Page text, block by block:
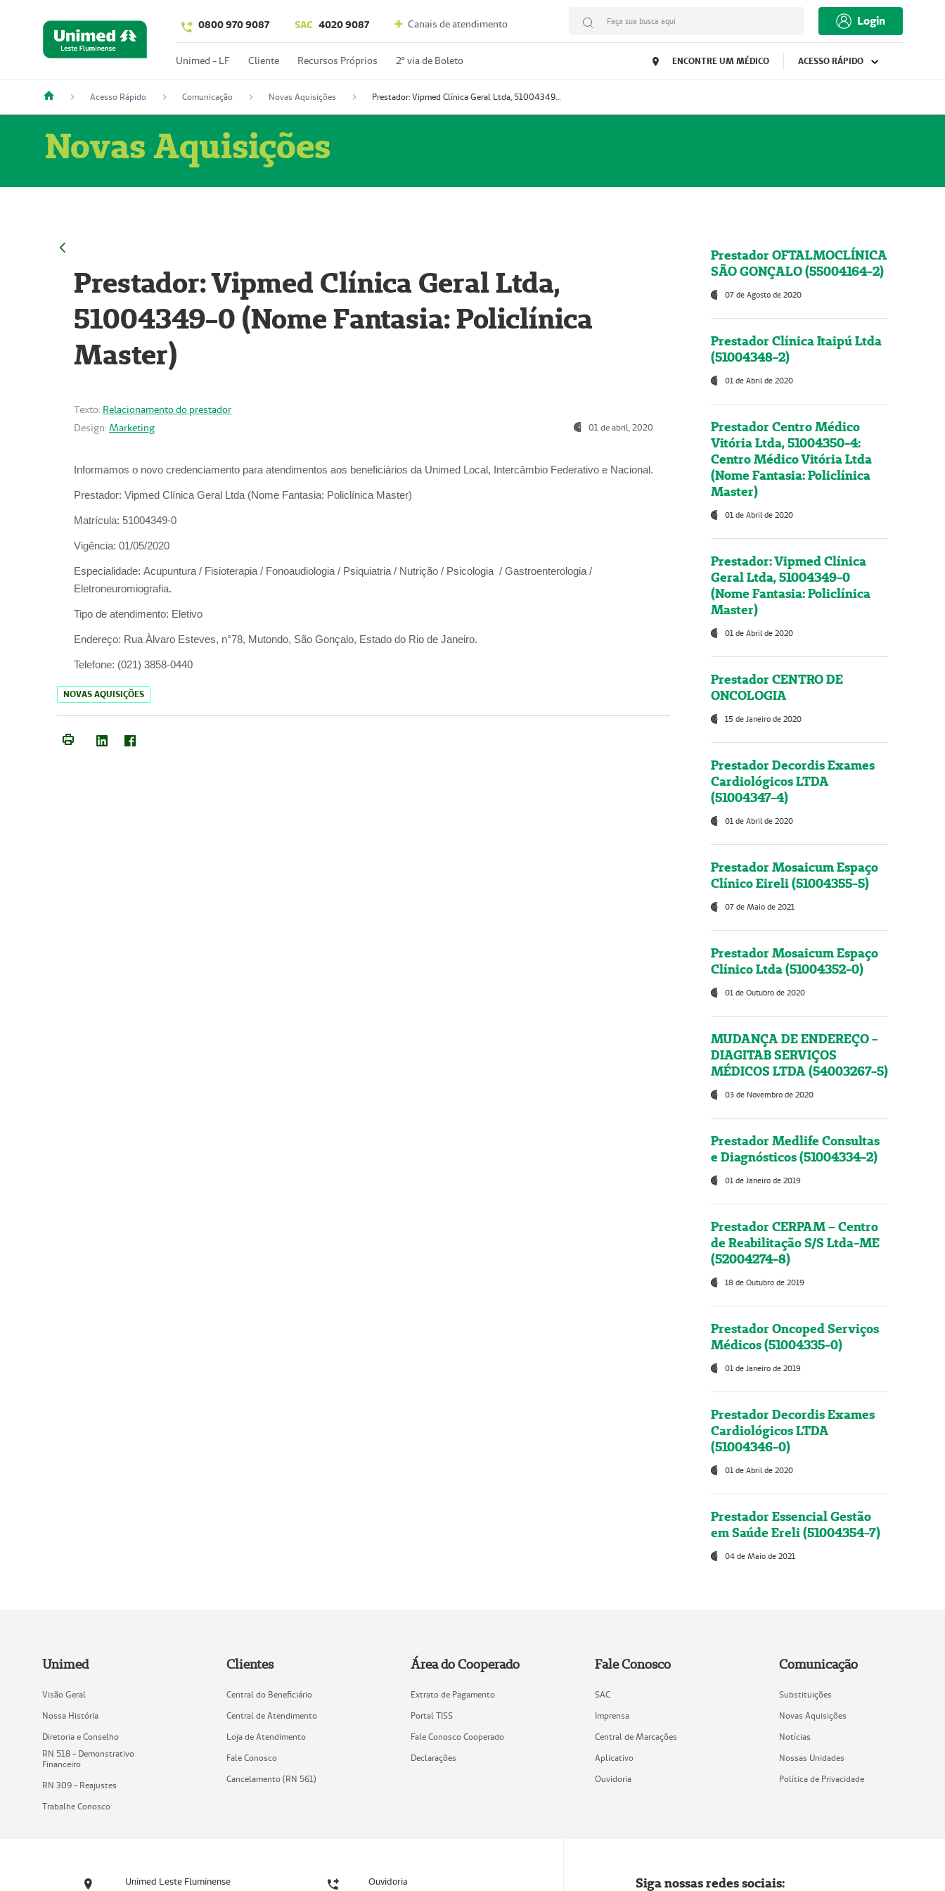
0800 970 9087 SAC 4020 9087 Canais de atendimento Faça sua busca aqui Login
Unimed - LF Cliente Recursos Próprios 2º via de Boleto ENCONTRE UM MÉDICO ACESSO RÁPIDO
Acesso Rápido Comunicação Novas Aquisições Prestador: Vipmed Clínica Geral Ltda, 51004349-0 (Nome Fantasia: Policlínica Master)
Novas Aquisições
Prestador: Vipmed Clínica Geral Ltda,
51004349-0 (Nome Fantasia: Policlínica
Master)
Texto: Relacionamento do prestador
Design: Marketing 01 de abril, 2020
Informamos o novo credenciamento para atendimentos aos beneficiários da Unimed Local, Intercâmbio Federativo e Nacional.
Prestador: Vipmed Clínica Geral Ltda (Nome Fantasia: Policlínica Master)
Matrícula: 51004349-0
Vigência: 01/05/2020
Especialidade: Acupuntura / Fisioterapia / Fonoaudiologia / Psiquiatria / Nutrição / Psicologia / Gastroenterologia /
Eletroneuromiografia.
Tipo de atendimento: Eletivo
Endereço: Rua Àlvaro Esteves, n°78, Mutondo, São Gonçalo, Estado do Rio de Janeiro.
Telefone: (021) 3858-0440
NOVAS AQUISIÇÕES
Prestador OFTALMOCLÍNICA
SÃO GONÇALO (55004164-2)
07 de Agosto de 2020
Prestador Clínica Itaipú Ltda
(51004348-2)
01 de Abril de 2020
Prestador Centro Médico
Vitória Ltda, 51004350-4:
Centro Médico Vitória Ltda
(Nome Fantasia: Policlínica
Master)
01 de Abril de 2020
Prestador: Vipmed Clínica
Geral Ltda, 51004349-0
(Nome Fantasia: Policlínica
Master)
01 de Abril de 2020
Prestador CENTRO DE
ONCOLOGIA
15 de Janeiro de 2020
Prestador Decordis Exames
Cardiológicos LTDA
(51004347-4)
01 de Abril de 2020
Prestador Mosaicum Espaço
Clínico Eireli (51004355-5)
07 de Maio de 2021
Prestador Mosaicum Espaço
Clínico Ltda (51004352-0)
01 de Outubro de 2020
MUDANÇA DE ENDEREÇO -
DIAGITAB SERVIÇOS
MÉDICOS LTDA (54003267-5)
03 de Novembro de 2020
Prestador Medlife Consultas
e Diagnósticos (51004334-2)
01 de Janeiro de 2019
Prestador CERPAM – Centro
de Reabilitação S/S Ltda-ME
(52004274-8)
18 de Outubro de 2019
Prestador Oncoped Serviços
Médicos (51004335-0)
01 de Janeiro de 2019
Prestador Decordis Exames
Cardiológicos LTDA
(51004346-0)
01 de Abril de 2020
Prestador Essencial Gestão
em Saúde Ereli (51004354-7)
04 de Maio de 2021
Unimed
Visão Geral
Nossa História
Diretoria e Conselho
RN 518 - Demonstrativo
Financeiro
RN 309 - Reajustes
Trabalhe Conosco
Clientes
Central do Beneficiário
Central de Atendimento
Loja de Atendimento
Fale Conosco
Cancelamento (RN 561)
Área do Cooperado
Extrato de Pagamento
Portal TISS
Fale Conosco Cooperado
Declarações
Fale Conosco
SAC
Imprensa
Central de Marcações
Aplicativo
Ouvidoria
Comunicação
Substituições
Novas Aquisições
Notícias
Nossas Unidades
Política de Privacidade
Unimed Leste Fluminense Ouvidoria Siga nossas redes sociais: